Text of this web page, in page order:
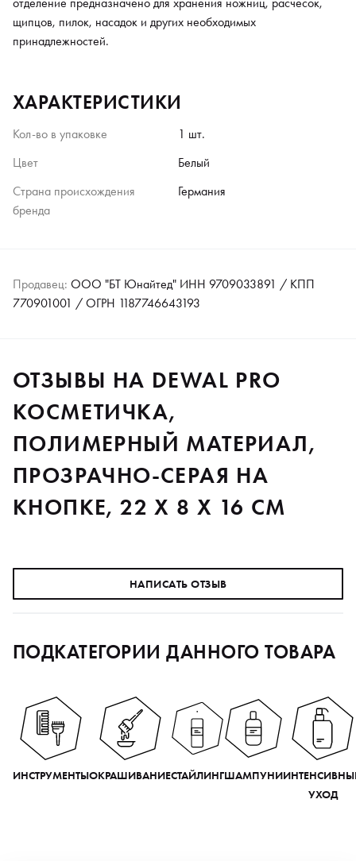
щипцов, пилок, насадок и других необходимых
принадлежностей.
ХАРАКТЕРИСТИКИ
Кол-во в упаковке
1 шт.
Цвет
Белый
Страна происхождения
бренда
Германия
Продавец: ООО "БТ Юнайтед" ИНН 9709033891 / КПП
770901001 / ОГРН 1187746643193
ОТЗЫВЫ НА DEWAL PRO
КОСМЕТИЧКА,
ПОЛИМЕРНЫЙ МАТЕРИАЛ,
ПРОЗРАЧНО-СЕРАЯ НА
КНОПКЕ, 22 Х 8 Х 16 СМ
НАПИСАТЬ ОТЗЫВ
ПОДКАТЕГОРИИ ДАННОГО ТОВАРА
ИНСТРУМЕНТЫОКРАШИВАНИЕСТАЙЛИНГШАМПУНИ
УХОД